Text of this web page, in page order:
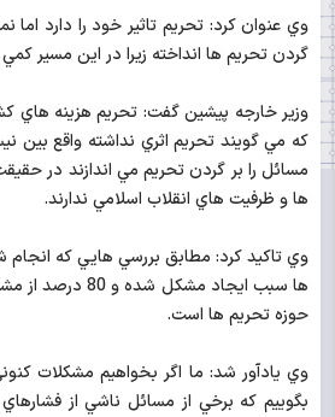
وي عنوان كرد: تحريم تاثير خود را دارد
گردن تحريم ها انداخته زيرا در اين مسير
وزير خارجه پيشين گفت: تحريم هزينه هاي
كه مي گويند تحريم اثري نداشته واقع بين
مسائل را بر گردن تحريم مي اندازند در
ها و ظرفيت هاي انقلاب اسلامي ندارند.
ها سبب ايجاد مشكل
حوزه تحريم ها است.
وي يادآور شد: ما اگر بخواهيم مشكلات
بگوييم كه برخي از مسائل ناشي از